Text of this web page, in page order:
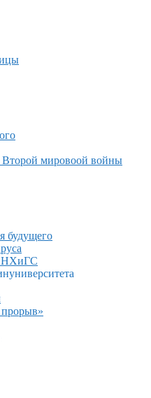
Второй мировоой войны
будущего